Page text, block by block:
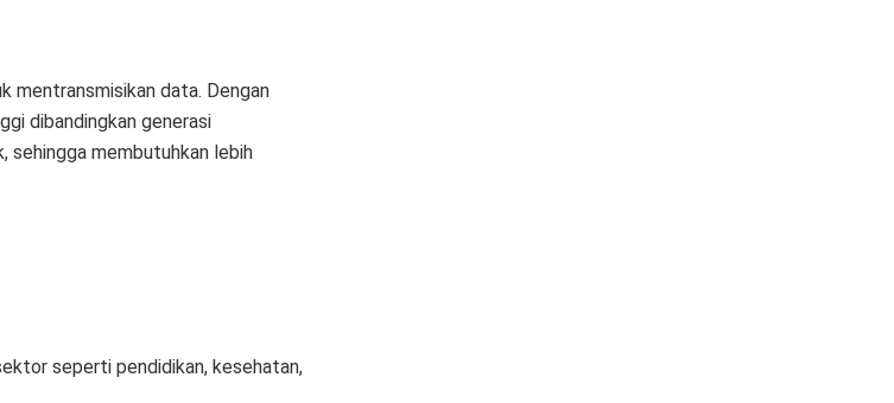
mentransmisikan data. Dengan
dibandingkan generasi
sehingga membutuhkan lebih
seperti pendidikan, kesehatan,